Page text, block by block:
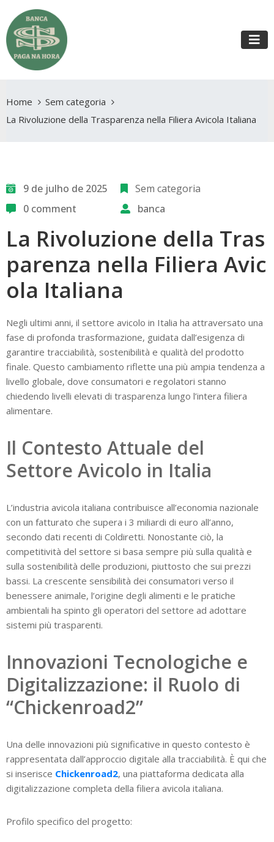
Home
Sem categoria
La Rivoluzione della Trasparenza nella Filiera Avicola Italiana
9 de julho de 2025
Sem categoria
0 comment
banca
La Rivoluzione della Tras
parenza nella Filiera Avic
ola Italiana
Negli ultimi anni, il settore avicolo in Italia ha attraversato una
fase di profonda trasformazione, guidata dall’esigenza di
garantire tracciabilità, sostenibilità e qualità del prodotto
finale. Questo cambiamento riflette una più ampia tendenza a
livello globale, dove consumatori e regolatori stanno
chiedendo livelli elevati di trasparenza lungo l’intera filiera
alimentare.
Il Contesto Attuale del
Settore Avicolo in Italia
L’industria avicola italiana contribuisce all’economia nazionale
con un fatturato che supera i 3 miliardi di euro all’anno,
secondo dati recenti di Coldiretti. Nonostante ciò, la
competitività del settore si basa sempre più sulla qualità e
sulla sostenibilità delle produzioni, piuttosto che sui prezzi
bassi. La crescente sensibilità dei consumatori verso il
benessere animale, l’origine degli alimenti e le pratiche
ambientali ha spinto gli operatori del settore ad adottare
sistemi più trasparenti.
Innovazioni Tecnologiche e
Digitalizzazione: il Ruolo di
“Chickenroad2”
Una delle innovazioni più significative in questo contesto è
rappresentata dall’approccio digitale alla tracciabilità. È qui che
si inserisce Chickenroad2, una piattaforma dedicata alla
digitalizzazione completa della filiera avicola italiana.
Profilo specifico del progetto: